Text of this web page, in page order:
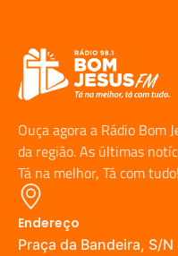
Ouça agora a Rádio Bom
da região. As últimas
Tá na melhor, Tá com tudo!
Endereço
Praça da Bandeira, S/